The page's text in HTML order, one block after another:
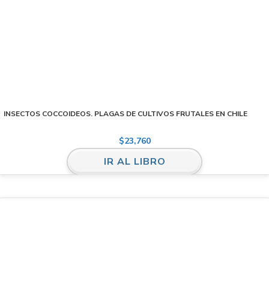
INSECTOS COCCOIDEOS. PLAGAS DE CULTIVOS FRUTALES EN CHILE
$23,760
IR AL LIBRO